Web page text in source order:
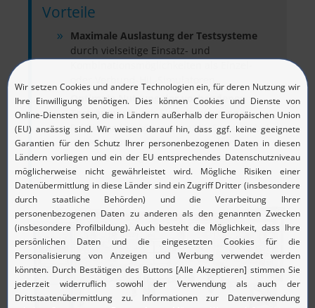
Vorteile
Maximale Auslastung der Testsysteme
durch vielseitige Einsatz- und
Optimale Nutzung der vorhandenen
Testräume:Durch Signalerzeugung in
Prüflingsnähe können die HiL-Systeme bei
der Kopplung in unterschiedlichen
Räumen untergebracht werden